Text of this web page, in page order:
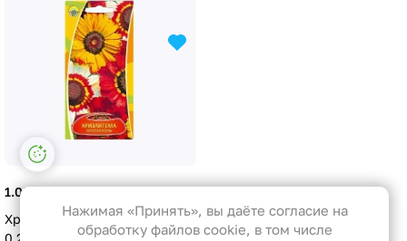
1.09 руб.
Хризантема Золотая осень
0,2г
Настройки файлов cookie
Функциональные
Эти файлы необходимы для
функционирования сайта и не
Нажимая «Принять», вы даёте согласие на
обработку файлов cookie, в том числе